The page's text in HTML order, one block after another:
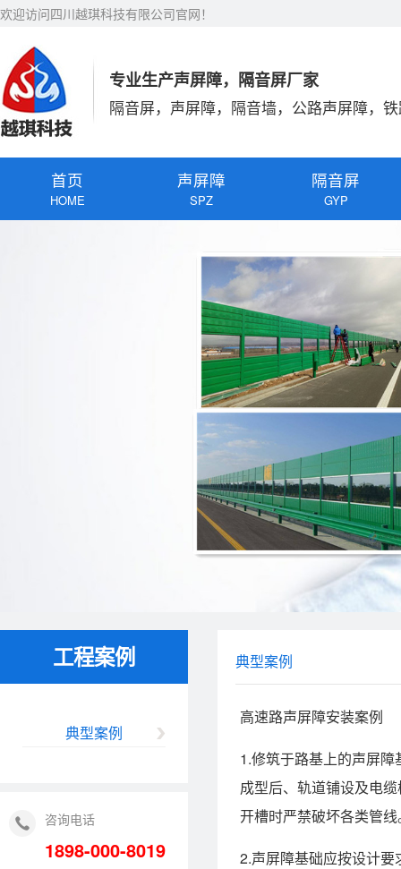
欢迎访问四川越琪科技有限公司官网！
专业生产声屏障，隔音屏厂家
隔音屏，声屏障，隔音墙，公路声屏障，
首页
HOME
声屏障
SPZ
隔音屏
GYP
工程案例
典型案例
咨询电话
1898-000-8019
典型案例
高速路声屏障安装案例
1.修筑于路基上的声屏
成型后、轨道铺设及电
开槽时严禁破坏各类管线
2.声屏障基础应按设计